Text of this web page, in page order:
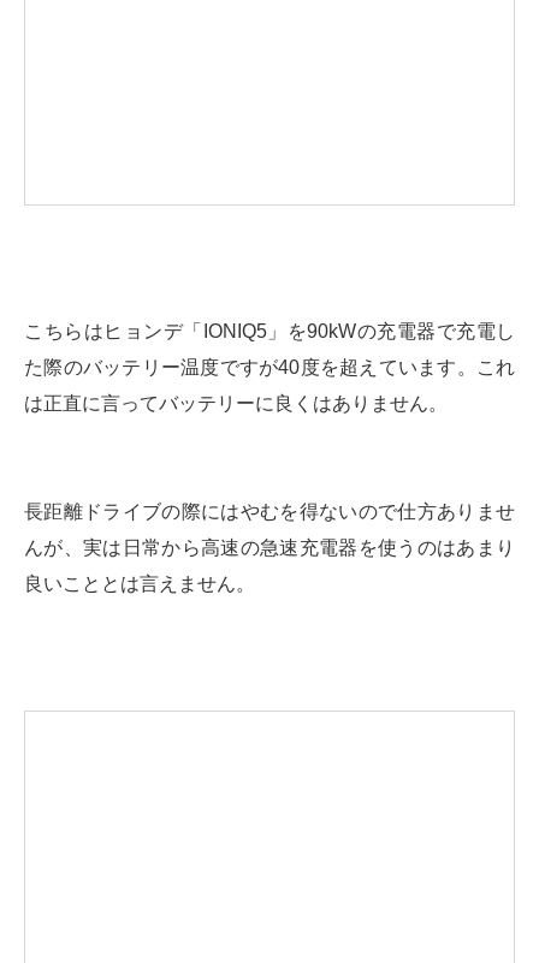
こちらはヒョンデ「IONIQ5」を90kWの充電器で充電し
た際のバッテリー温度ですが40度を超えています。これ
は正直に言ってバッテリーに良くはありません。
長距離ドライブの際にはやむを得ないので仕方ありませ
んが、実は日常から高速の急速充電器を使うのはあまり
良いこととは言えません。